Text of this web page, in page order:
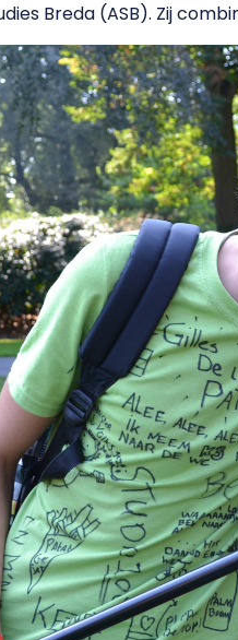
Breda (ASB). Zij